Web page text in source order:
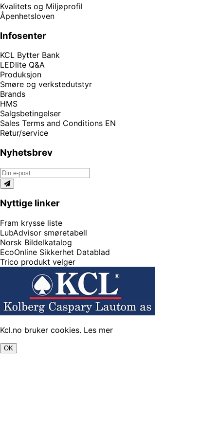
Kvalitets og Miljøprofil
Åpenhetsloven
Infosenter
KCL Bytter Bank
LEDlite Q&A
Produksjon
Smøre og verkstedutstyr
Brands
HMS
Salgsbetingelser
Sales Terms and Conditions EN
Retur/service
Nyhetsbrev
Nyttige linker
Fram krysse liste
LubAdvisor smøretabell
Norsk Bildelkatalog
EcoOnline Sikkerhet Datablad
Trico produkt velger
Kcl.no bruker cookies. Les mer
OK